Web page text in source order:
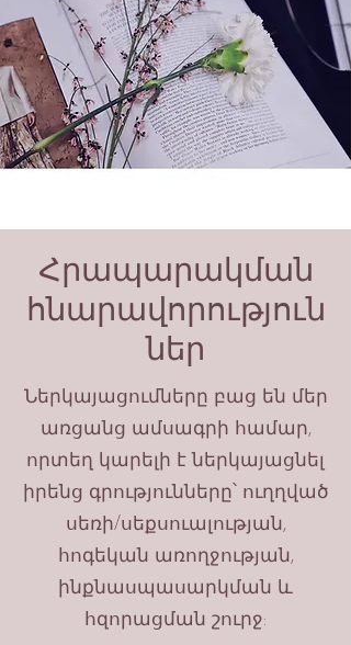
Հրապարակման
հնարավորություն
ներ
Ներկայացումները բաց են մեր
առցանց ամսագրի համար,
որտեղ կարելի է ներկայացնել
իրենց գրությունները՝ ուղղված
սեռի/սեքսուալության,
հոգեկան առողջության,
ինքնասպասարկման և
հզորացման շուրջ: